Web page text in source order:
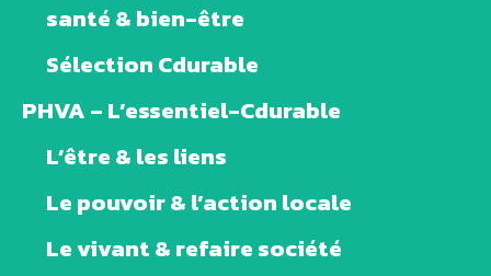
santé & bien-être
Sélection Cdurable
PHVA – L’essentiel-Cdurable
L’être & les liens
Le pouvoir & l’action locale
Le vivant & refaire société